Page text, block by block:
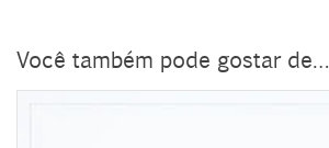
Você também pode gostar de…